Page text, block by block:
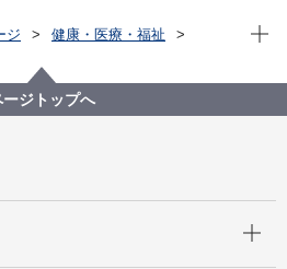
ジ
健康・医療・福祉
現在
ージトップへ